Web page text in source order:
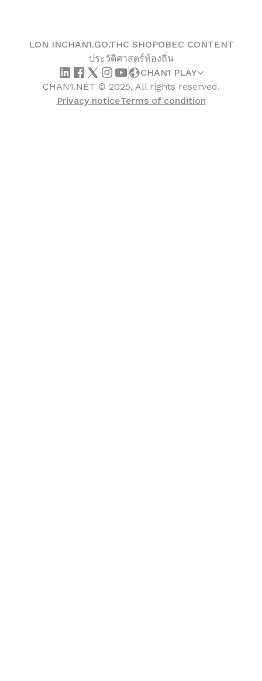
LON INCHAN1.GO.THC SHOPOBEC CONTENT
ประวัติศาสตร์ท้องถิ่น
CHAN1 PLAY
CHAN1.NET © 2025, All rights reserved.
Privacy noticeTerms of condition